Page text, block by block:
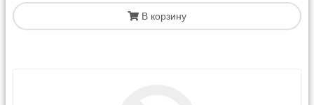
В корзину